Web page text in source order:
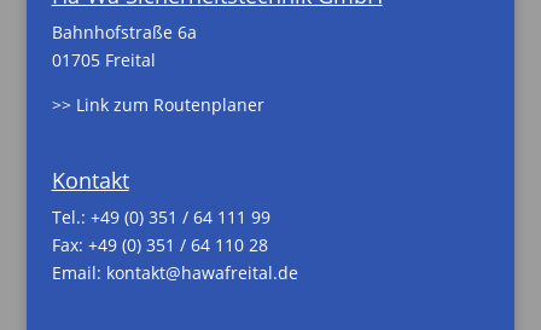
Bahnhofstraße 6a
01705 Freital
>> Link zum Routenplaner
Kontakt
Tel.: +49 (0) 351 / 64 111 99
Fax: +49 (0) 351 / 64 110 28
Email: kontakt@hawafreital.de